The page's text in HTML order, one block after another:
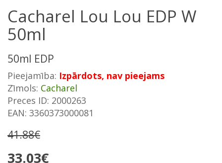
Cacharel Lou Lou EDP W
50ml
50ml EDP
Pieejamība: Izpārdots, nav pieejams
Zīmols: Cacharel
Preces ID: 2000263
EAN: 3360373000081
41.88€
33.03€